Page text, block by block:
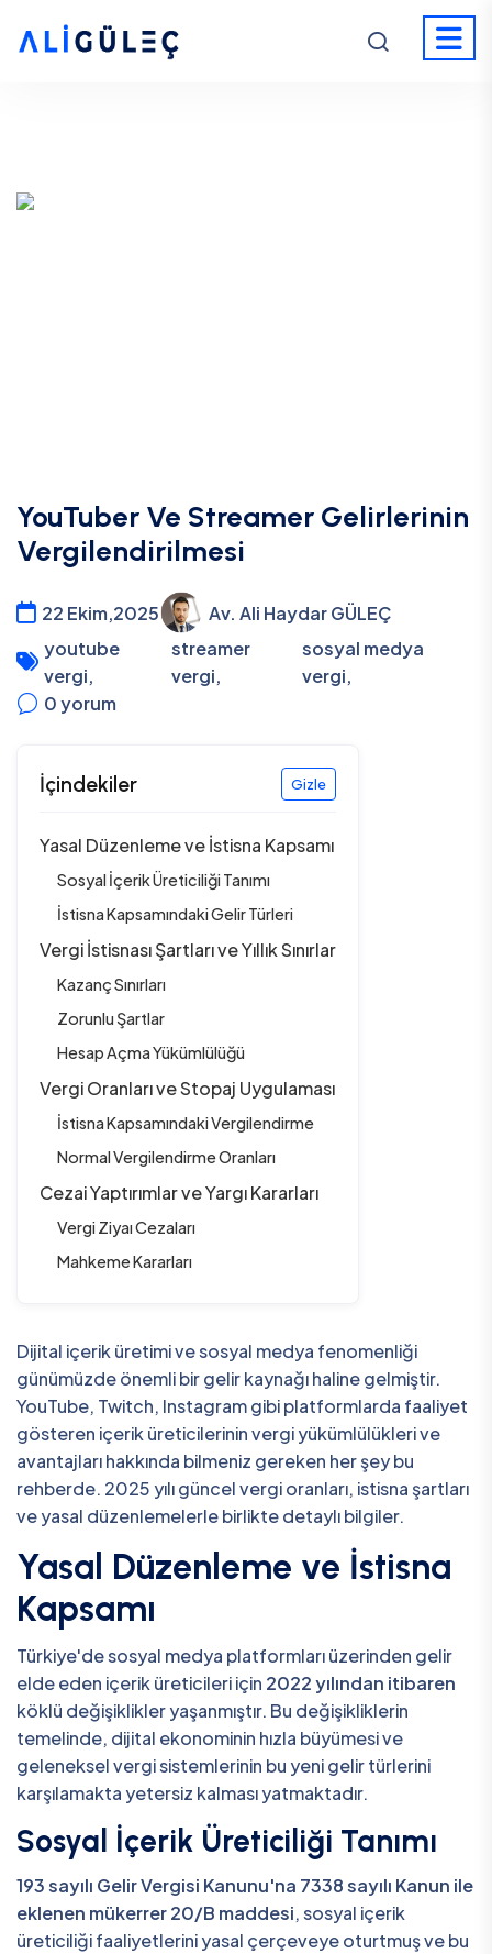
YouTuber Ve Streamer Gelirlerinin
Vergilendirilmesi
22 Ekim,2025
Av. Ali Haydar GÜLEÇ
youtube
vergi,
streamer
vergi,
sosyal medya
vergi,
0yorum
İçindekiler Gizle
Yasal Düzenleme ve İstisna Kapsamı
Sosyal İçerik Üreticiliği Tanımı
İstisna Kapsamındaki Gelir Türleri
Vergi İstisnası Şartları ve Yıllık Sınırlar
Kazanç Sınırları
Zorunlu Şartlar
Hesap Açma Yükümlülüğü
Vergi Oranları ve Stopaj Uygulaması
İstisna Kapsamındaki Vergilendirme
Normal Vergilendirme Oranları
Cezai Yaptırımlar ve Yargı Kararları
Vergi Ziyaı Cezaları
Mahkeme Kararları
Dijital içerik üretimi ve sosyal medya fenomenliği
günümüzde önemli bir gelir kaynağı haline gelmiştir.
YouTube, Twitch, Instagram gibi platformlarda faaliyet
gösteren içerik üreticilerinin vergi yükümlülükleri ve
avantajları hakkında bilmeniz gereken her şey bu
rehberde. 2025 yılı güncel vergi oranları, istisna şartları
ve yasal düzenlemelerle birlikte detaylı bilgiler.
Yasal Düzenleme ve İstisna
Kapsamı
Türkiye'de sosyal medya platformları üzerinden gelir
elde eden içerik üreticileri için 2022 yılından itibaren
köklü değişiklikler yaşanmıştır. Bu değişikliklerin
temelinde, dijital ekonominin hızla büyümesi ve
geleneksel vergi sistemlerinin bu yeni gelir türlerini
karşılamakta yetersiz kalması yatmaktadır.
Sosyal İçerik Üreticiliği Tanımı
193 sayılı Gelir Vergisi Kanunu'na 7338 sayılı Kanun ile
eklenen mükerrer 20/B maddesi, sosyal içerik
üreticiliği faaliyetlerini yasal çerçeveye oturtmuş ve bu